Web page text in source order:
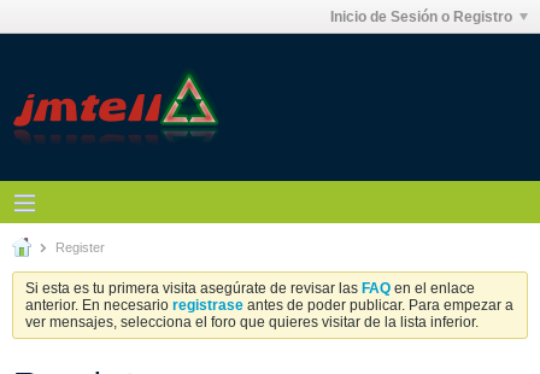
Inicio de Sesión o Registro
Register
Si esta es tu primera visita asegúrate de revisar las FAQ en el enlace
anterior. En necesario registrase antes de poder publicar. Para empezar a
ver mensajes, selecciona el foro que quieres visitar de la lista inferior.